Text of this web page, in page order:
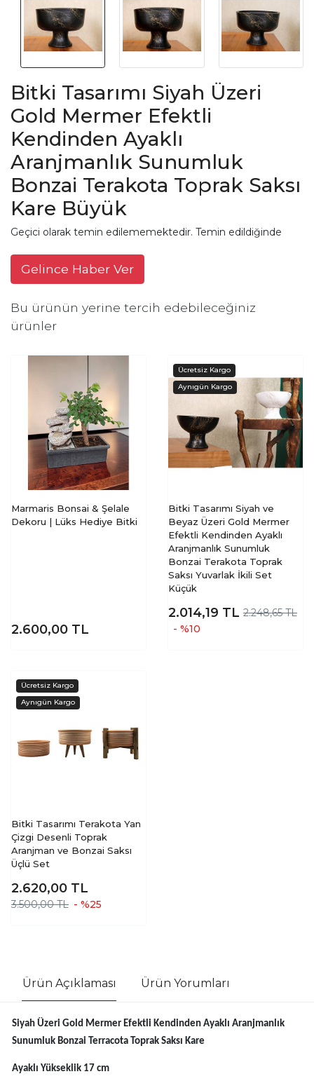
Bitki Tasarımı Siyah Üzeri
Gold Mermer Efektli
Kendinden Ayaklı
Aranjmanlık Sunumluk
Bonzai Terakota Toprak Saksı
Kare Büyük
Geçici olarak temin edilememektedir. Temin edildiğinde
Gelince Haber Ver
Bu ürünün yerine tercih edebileceğiniz
ürünler
Marmaris Bonsai & Şelale
Dekoru | Lüks Hediye Bitki
2.600,00 TL
Bitki Tasarımı Siyah ve
Beyaz Üzeri Gold Mermer
Efektli Kendinden Ayaklı
Aranjmanlık Sunumluk
Bonzai Terakota Toprak
Saksı Yuvarlak İkili Set
Küçük
2.014,19 TL 2.248,65 TL
- %10
Bitki Tasarımı Terakota Yan
Çizgi Desenli Toprak
Aranjman ve Bonzai Saksı
Üçlü Set
2.620,00 TL
3.500,00 TL - %25
Ürün Açıklaması Ürün Yorumları
Siyah Üzeri Gold Mermer Efektli Kendinden Ayaklı Aranjmanlık
Sunumluk Bonzai Terracota Toprak Saksı Kare
Ayaklı Yükseklik 17 cm